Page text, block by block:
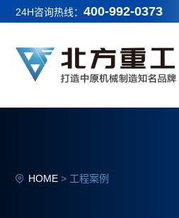
24H咨询热线： 400-992-0373
HOME > 工程案例